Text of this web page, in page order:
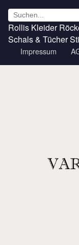
Rollis Kleider
Schals & Tücher
Impressum